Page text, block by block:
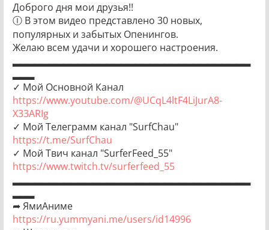
Доброго дня мои друзья!!
Ⓘ В этом видео представлено 30 новых,
популярных и забытых Опенингов.
Желаю всем удачи и хорошего настроения.
▂▂▂▂▂▂▂▂▂▂▂▂▂▂▂▂▂▂▂▂▂▂▂▂▂▂▂▂▂▂▂▂▂
▂▂▂
✓ Мой Основной Канал
https://www.youtube.com/@UCqL4ltF4LiJurA8-
X33ARIg
✓ Мой Телеграмм канал "SurfChau"
https://t.me/SurfChau
✓ Мой Твич канал "SurferFeed_55"
https://www.twitch.tv/surferfeed_55
▂▂▂▂▂▂▂▂▂▂▂▂▂▂▂▂▂▂▂▂▂▂▂▂▂▂▂▂▂▂▂▂▂
▂▂▂
➦ ЯмиАниме
https://ru.yummyani.me/users/id14996